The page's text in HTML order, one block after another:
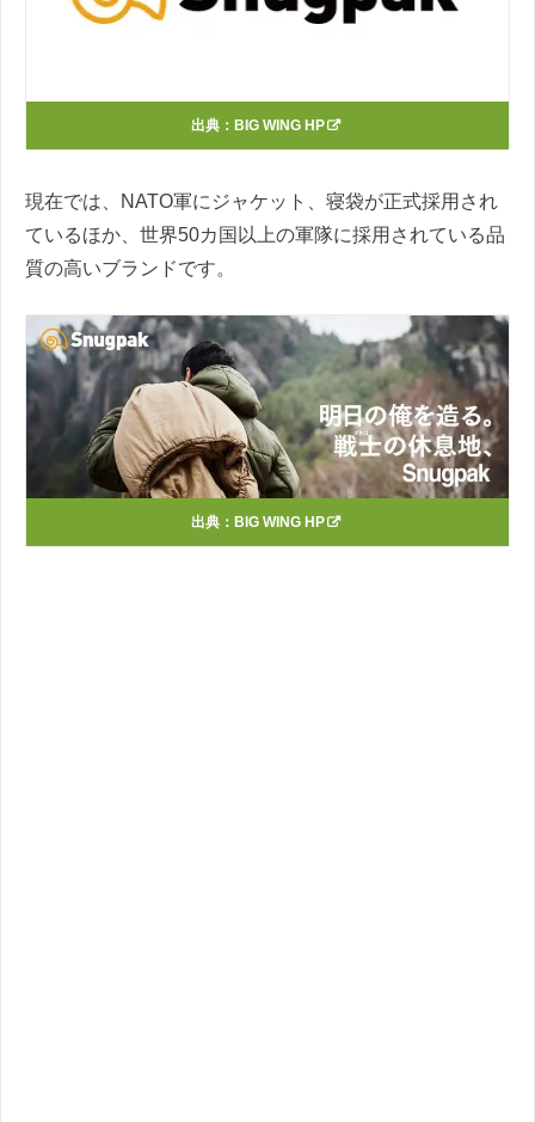
出典： BIG WING HP
現在では、NATO軍にジャケット、寝袋が正式採用され
ているほか、世界50カ国以上の軍隊に採用されている品
質の高いブランドです。
出典： BIG WING HP